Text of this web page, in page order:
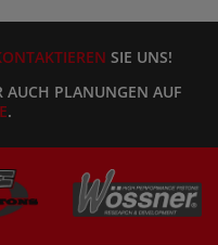
SIE UNS!
AUCH PLANUNGEN AUF
.